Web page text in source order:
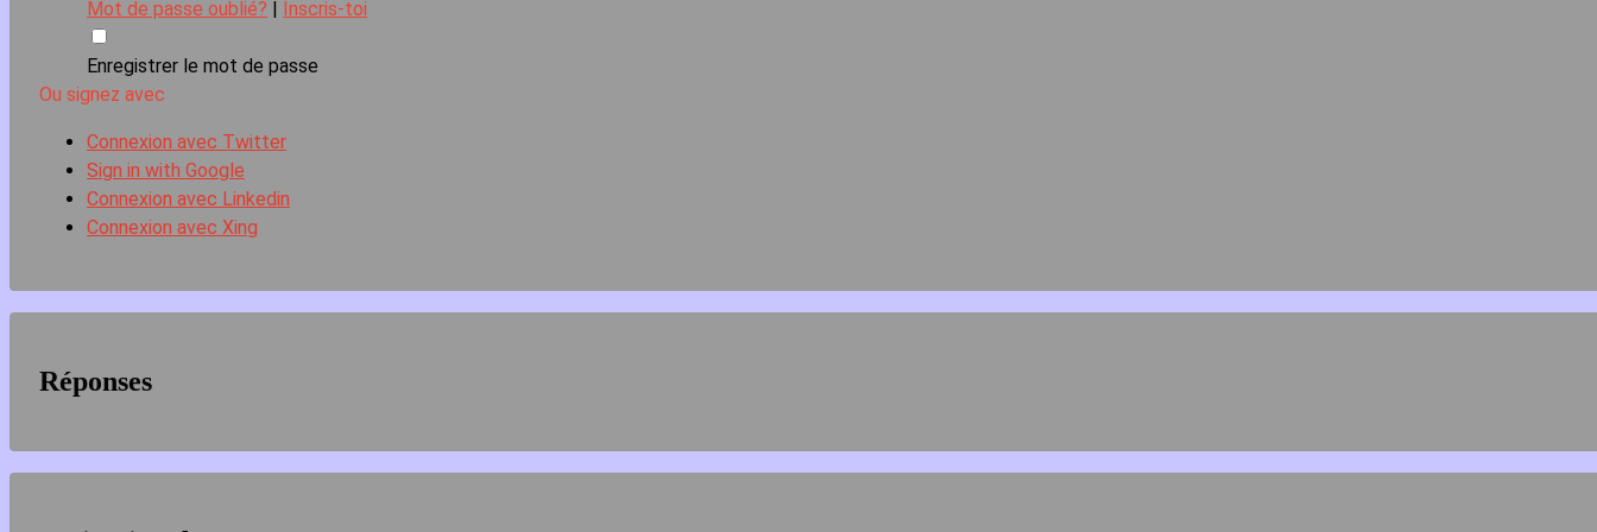
Mot de passe oublié? Inscris-toi
Enregistrer le mot de passe
Ou signez avec
Connexion avec Twitter
Sign in with Google
Connexion avec Linkedin
Connexion avec Xing
Réponses